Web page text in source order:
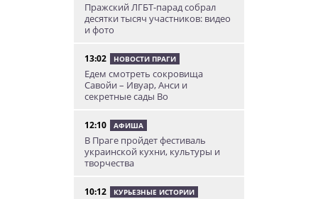
Пражский ЛГБТ-парад собрал
десятки тысяч участников: видео
и фото
13:02 НОВОСТИ ПРАГИ
Едем смотреть сокровища
Савойи – Ивуар, Анси и
секретные сады Во
12:10 АФИША
В Праге пройдет фестиваль
украинской кухни, культуры и
творчества
10:12 КУРЬЕЗНЫЕ ИСТОРИИ